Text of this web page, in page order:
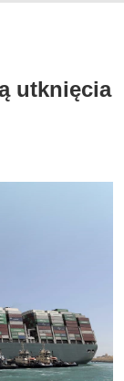
utknięcia